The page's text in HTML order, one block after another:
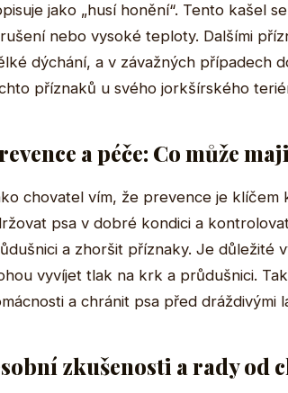
jako „husí honění“. Tento kašel
nebo vysoké teploty. Dalšími
dýchání, a v závažných případech
příznaků u svého jorkšírského
a péče: Co může
chovatel vím, že prevence je klíčem
psa v dobré kondici a
a zhoršit příznaky. Je důležité
vyvíjet tlak na krk a průdušnici.
a chránit psa před dráždivými
zkušenosti a rady od